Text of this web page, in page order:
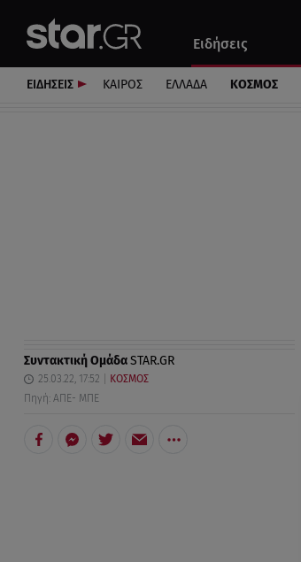
Ειδήσεις
Αυτοκίνητο
ΕΙΔΗΣΕΙΣ ΚΑΙΡΟΣ ΕΛΛΑΔΑ ΚΟΣΜΟΣ
Συντακτική ΟμάδαSTAR.GR
25.03.22, 17:52
ΚΟΣΜΟΣ
Πηγή: ΑΠΕ- ΜΠΕ